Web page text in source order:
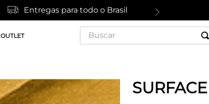
Entregas para todo o Brasil
OUTLET
Buscar